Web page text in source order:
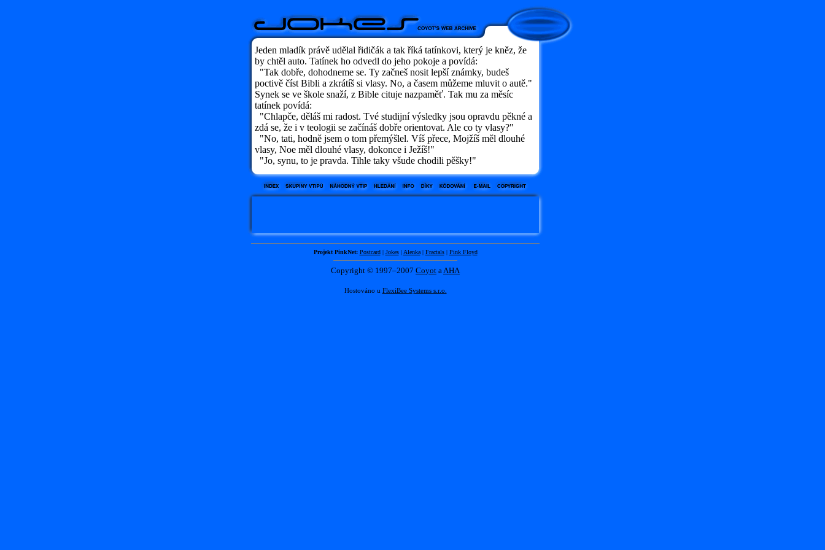
Jeden mladík právě udělal řidičák a tak říká tatínkovi, který je kněz, že
by chtěl auto. Tatínek ho odvedl do jeho pokoje a povídá:
"Tak dobře, dohodneme se. Ty začneš nosit lepší známky, budeš
poctivě číst Bibli a zkrátíš si vlasy. No, a časem můžeme mluvit o autě."
Synek se ve škole snaží, z Bible cituje nazpaměť. Tak mu za měsíc
tatínek povídá:
"Chlapče, děláš mi radost. Tvé studijní výsledky jsou opravdu pěkné a
zdá se, že i v teologii se začínáš dobře orientovat. Ale co ty vlasy?"
"No, tati, hodně jsem o tom přemýšlel. Víš přece, Mojžíš měl dlouhé
vlasy, Noe měl dlouhé vlasy, dokonce i Ježíš!"
"Jo, synu, to je pravda. Tihle taky všude chodili pěšky!"
Projekt PinkNet: Postcard| Jokes| Alenka| Fractals| Pink Floyd
Copyright © 1997–2007 Coyot aAHA
Hostováno u FlexiBee Systems s.r.o.